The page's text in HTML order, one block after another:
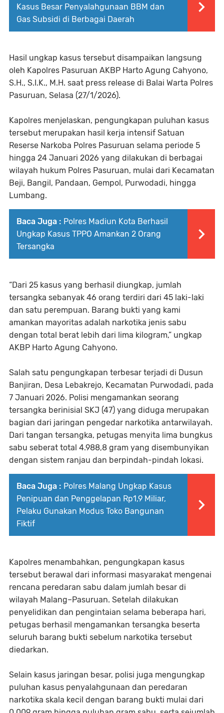
Kasus Besar Penyalahgunaan BBM dan
Gas Subsidi di Berbagai Daerah
Hasil ungkap kasus tersebut disampaikan langsung
oleh Kapolres Pasuruan AKBP Harto Agung Cahyono,
S.H., S.I.K., M.H. saat press release di Balai Warta Polres
Pasuruan, Selasa (27/1/2026).
Kapolres menjelaskan, pengungkapan puluhan kasus
tersebut merupakan hasil kerja intensif Satuan
Reserse Narkoba Polres Pasuruan selama periode 5
hingga 24 Januari 2026 yang dilakukan di berbagai
wilayah hukum Polres Pasuruan, mulai dari Kecamatan
Beji, Bangil, Pandaan, Gempol, Purwodadi, hingga
Lumbang.
Baca Juga : Polres Madiun Kota Berhasil
Ungkap Kasus TPPO Amankan 2 Orang
Tersangka
“Dari 25 kasus yang berhasil diungkap, jumlah
tersangka sebanyak 46 orang terdiri dari 45 laki-laki
dan satu perempuan. Barang bukti yang kami
amankan mayoritas adalah narkotika jenis sabu
dengan total berat lebih dari lima kilogram,” ungkap
AKBP Harto Agung Cahyono.
Salah satu pengungkapan terbesar terjadi di Dusun
Banjiran, Desa Lebakrejo, Kecamatan Purwodadi, pada
7 Januari 2026. Polisi mengamankan seorang
tersangka berinisial SKJ (47) yang diduga merupakan
bagian dari jaringan pengedar narkotika antarwilayah.
Dari tangan tersangka, petugas menyita lima bungkus
sabu seberat total 4.988,8 gram yang disembunyikan
dengan sistem ranjau dan berpindah-pindah lokasi.
Baca Juga : Polres Malang Ungkap Kasus
Penipuan dan Penggelapan Rp1,9 Miliar,
Pelaku Gunakan Modus Toko Bangunan
Fiktif
Kapolres menambahkan, pengungkapan kasus
tersebut berawal dari informasi masyarakat mengenai
rencana peredaran sabu dalam jumlah besar di
wilayah Malang–Pasuruan. Setelah dilakukan
penyelidikan dan pengintaian selama beberapa hari,
petugas berhasil mengamankan tersangka beserta
seluruh barang bukti sebelum narkotika tersebut
diedarkan.
Selain kasus jaringan besar, polisi juga mengungkap
puluhan kasus penyalahgunaan dan peredaran
narkotika skala kecil dengan barang bukti mulai dari